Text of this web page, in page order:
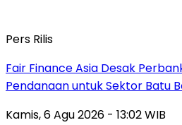
Pers Rilis
Fair Finance Asia Desak
Pendanaan untuk Sektor Batu
Kamis, 6 Agu 2026 - 13:02 WIB